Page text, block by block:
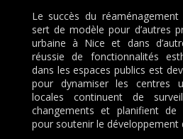
Le succès du
sert de modèle pour d’autres
urbaine à Nice et dans
réussie de fonctionnalités
dans les espaces publics est
pour dynamiser les centres
locales continuent de
changements et planifient de
pour soutenir le développement